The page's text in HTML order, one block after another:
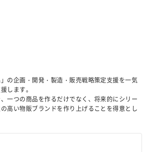
」の企画・開発・製造・販売戦略策定支援を一気
します。
一つの商品を作るだけでなく、将来的にシリー
高い物販ブランドを作り上げることを得意とし